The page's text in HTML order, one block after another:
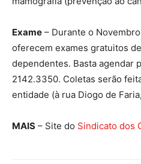
Exame – Durante o
oferecem exames gratuitos
dependentes. Basta agendar
2142.3350. Coletas serão
entidade (à rua Diogo de
MAIS – Site do Sindicato dos